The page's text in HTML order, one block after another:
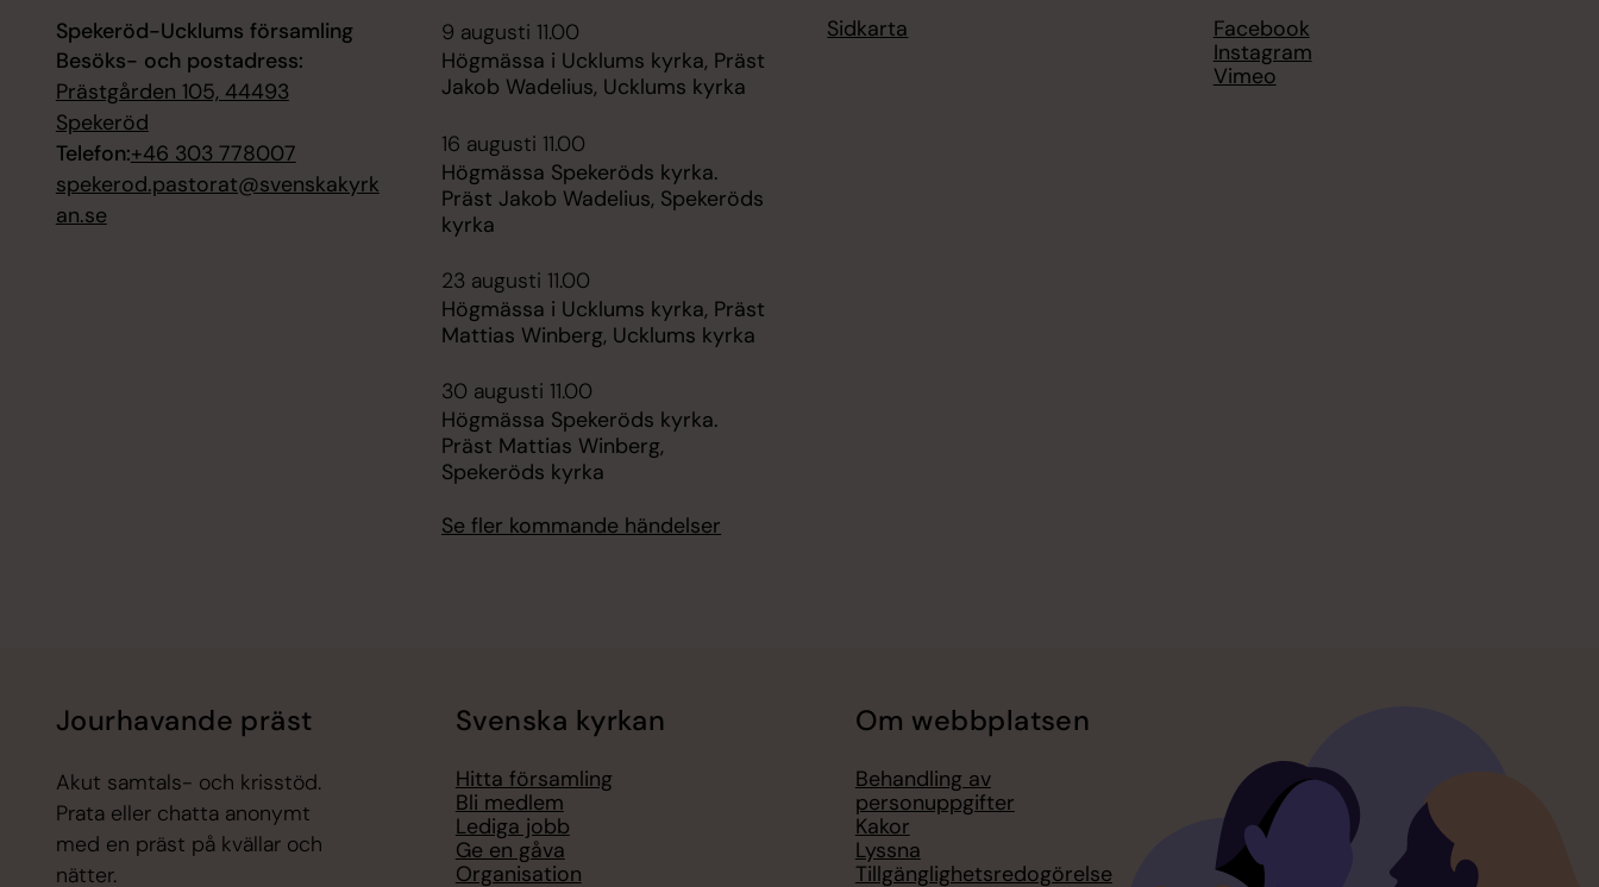
Spekeröd-Ucklums församling
Besöks- och postadress:
Prästgården 105, 44493
Spekeröd
Telefon:+46 303 778007
spekerod.pastorat@svenskakyrk
an.se
9 augusti 11.00
Högmässa i Ucklums kyrka, Präst
Jakob Wadelius, Ucklums kyrka
16 augusti 11.00
Högmässa Spekeröds kyrka.
Präst Jakob Wadelius, Spekeröds
kyrka
23 augusti 11.00
Högmässa i Ucklums kyrka, Präst
Mattias Winberg, Ucklums kyrka
30 augusti 11.00
Högmässa Spekeröds kyrka.
Präst Mattias Winberg,
Spekeröds kyrka
Se fler kommande händelser
Sidkarta
Facebook
Instagram
Vimeo
Jourhavande präst
Akut samtals- och krisstöd.
Prata eller chatta anonymt
med en präst på kvällar och
nätter.
Svenska kyrkan
Hitta församling
Bli medlem
Lediga jobb
Ge en gåva
Organisation
Om webbplatsen
Behandling av
personuppgifter
Kakor
Lyssna
Tillgänglighetsredogörelse